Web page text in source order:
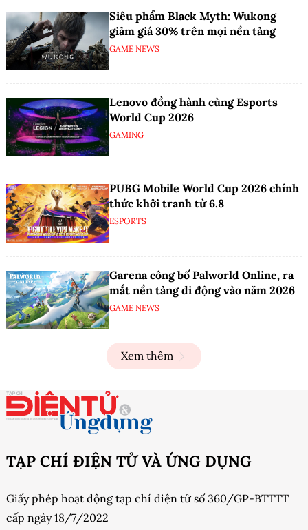
Siêu phẩm Black Myth: Wukong
giảm giá 30% trên mọi nền tảng
GAME NEWS
Lenovo đồng hành cùng Esports
World Cup 2026
GAMING
PUBG Mobile World Cup 2026 chính
thức khởi tranh từ 6.8
ESPORTS
Garena công bố Palworld Online, ra
mắt nền tảng di động vào năm 2026
GAME NEWS
Xem thêm
TẠP CHÍ ĐIỆN TỬ VÀ ỨNG DỤNG
Giấy phép hoạt động tạp chí điện tử số 360/GP-BTTTT
cấp ngày 18/7/2022